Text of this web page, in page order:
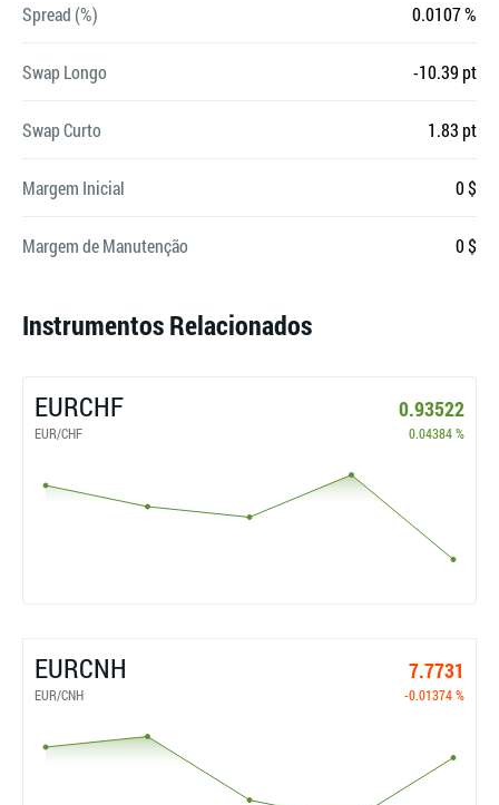
Spread (%) 0.0107 %
Swap Longo -10.39 pt
Swap Curto 1.83 pt
Margem Inicial 0 $
Margem de Manutenção 0 $
Instrumentos Relacionados
EURCHF 0.93522
EUR/CHF 0.04384 %
EURCNH 7.7731
EUR/CNH -0.01374 %